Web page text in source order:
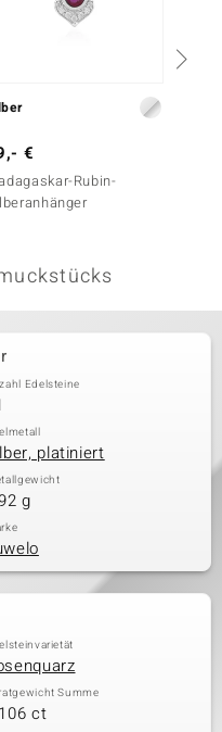
€
Rubin-
Edelsteine
platiniert
g
Summe
ct